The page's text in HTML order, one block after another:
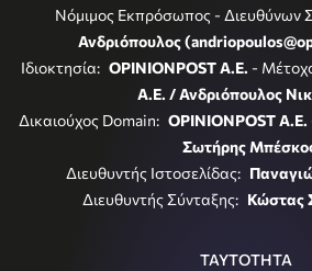
Νόμιμος Εκπρόσωπος - Διευθύνων
Ανδριόπουλος
Ιδιοκτησία: OPINIONPOST A.E. -
Α.Ε. / Ανδριόπουλος
Δικαιούχος Domain: OPINIONPOST A.E.
Σωτήρης
Διευθυντής Ιστοσελίδας:
Διευθυντής Σύνταξης: Κώστας
ΤΑΥΤΟΤΗΤΑ